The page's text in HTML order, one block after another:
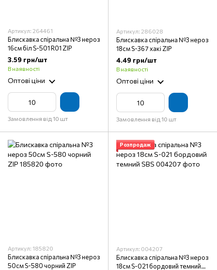
Артикул: 264461
Блискавка спіральна №3 нероз
16см біл S-501 R01 ZIP
3.59 грн/шт
В наявності
Оптові ціни
Замовлення від 10 шт
Артикул: 286028
Блискавка спіральна №3 нероз
18см S-367 хакі ZIP
4.49 грн/шт
В наявності
Оптові ціни
Замовлення від 10 шт
Артикул: 185820
Блискавка спіральна №3 нероз
50см S-580 чорний ZIP
Розпродаж
Артикул: 004207
Блискавка спіральна №3 нероз
18см S-021 бордовий темний